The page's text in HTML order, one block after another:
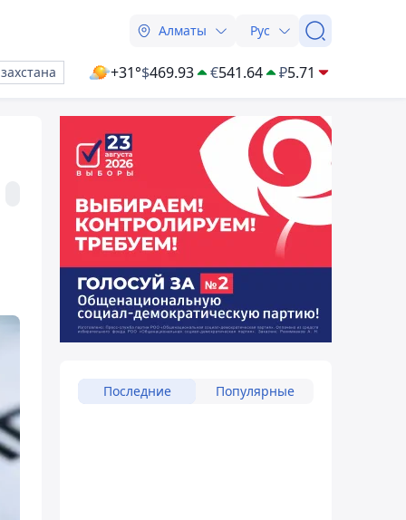
Алматы Рус
+31°$469.93 €541.64 ₽5.71
Последние Популярные